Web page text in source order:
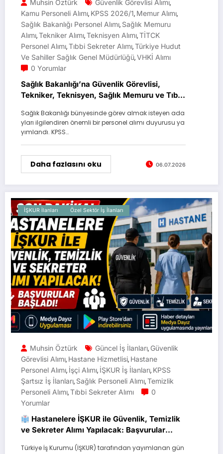
Muhsin Öztürk Güvenlik Görevlisi Alımı,
Kamu Personeli Alımı, KPSS 2026/1, Memur Alımı,
Sağlık Bakanlığı Personel Alımı, Sağlık Memuru
Alımı,Tekniker Alımı,Teknisyen Alımı,TİTCK
Personel Alımı,Tıbbi Sekreter Alımı,Türkiye Hudut
Ve Sahiller Sağlık Genel Müdürlüğü,VHKİ Alımı
0 Yorumlar
Sağlık Bakanlığı’na Güvenlik Görevlisi,
Tekniker, Teknisyen, Sağlık Memuru ve Tıbbi
Sağlık Bakanlığı bünyesinde görev almak isteyen ada
yları ilgilendiren önemli bir personel alımı duyurusu ya
yımlandı. KPSS…
Daha fazlasını oku 06.07.2026
İŞKUR İlanları Özel Sektör İş İlanları
Muhsin Öztürk Güncel İş İlanları, Güvenlik
Görevlisi Alımı, Hastane Hizmetlisi, Hastane
Personel Alımı, İşçi Alımı, İŞKUR İş İlanları, KPSS
Şartsız İş İlanları, Sağlık Personeli Alımı,Temizlik
Personeli Alımı,Tıbbi Sekreter Alımı
0
Yorumlar
Hastanelere İŞKUR ile Güvenlik, Temizlik
ve Sekreter Alımı Yapılacak: Başvurular
Türkiye İş Kurumu (İŞKUR) tarafından yayımlanan gün